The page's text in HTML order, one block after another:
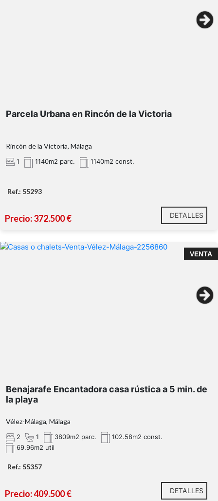
Parcela Urbana en Rincón de la Victoria
Rincón de la Victoria, Málaga
1 1140m2 parc. 1140m2 const.
Ref.: 55293
Precio: 372.500 € DETALLES
VENTA
coqueto porche
Benajarafe Encantadora casa rústica a 5 min. de
la playa
Vélez-Málaga, Málaga
2 1 3809m2 parc.
102.58m2 const.
69.96m2 util
Ref.: 55357
Precio: 409.500 € DETALLES